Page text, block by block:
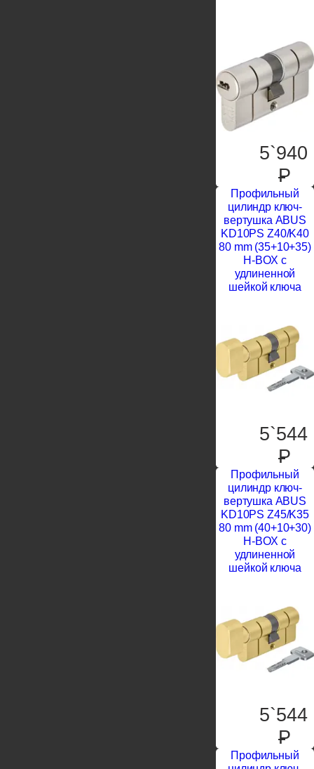
5`940
P
Профильный
цилиндр ключ-
вертушка ABUS
KD10PS Z40/K40
80 mm (35+10+35)
H-BOX с
удлиненной
шейкой ключа
5`544
P
Профильный
цилиндр ключ-
вертушка ABUS
KD10PS Z45/K35
80 mm (40+10+30)
H-BOX с
удлиненной
шейкой ключа
5`544
P
Профильный